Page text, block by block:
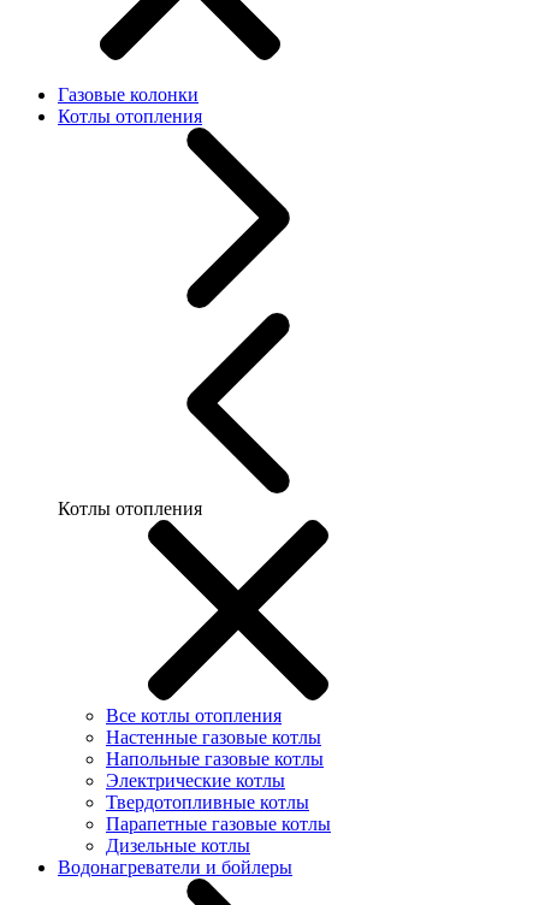
Газовые колонки
Котлы отопления
Котлы отопления
Все котлы отопления
Настенные газовые котлы
Напольные газовые котлы
Электрические котлы
Твердотопливные котлы
Парапетные газовые котлы
Дизельные котлы
Водонагреватели и бойлеры